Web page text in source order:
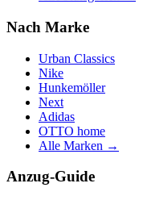
Nach Marke
Urban Classics
Nike
Hunkemöller
Next
Adidas
OTTO home
Alle Marken →
Anzug-Guide